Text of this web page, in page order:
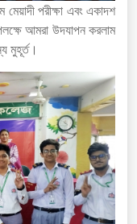
মেয়াদী পরীক্ষা এবং একাদশ
আমরা উদযাপন করলাম
মুহূর্ত।